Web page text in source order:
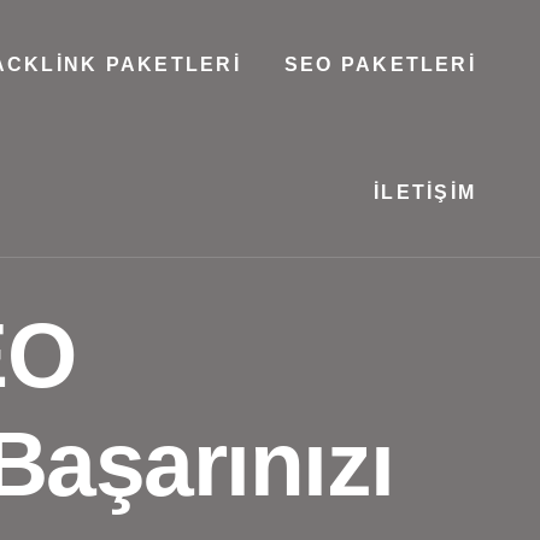
PAKETLERI SEO PAKETLERI
İLETIŞIM